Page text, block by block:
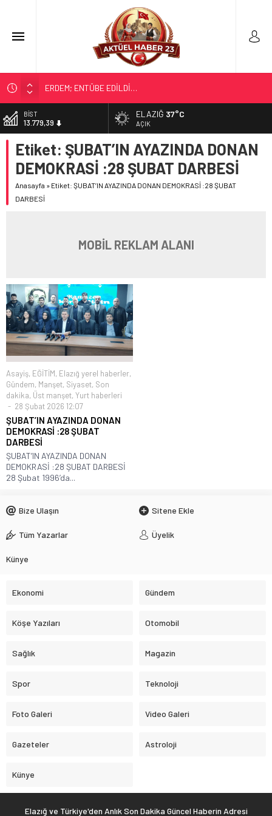
ERDEM; ENTÜBE EDİLDİ…
ELAZIĞ’DA TEFECİLİK OPERASYONU
YRP’DEN, KARAYOLCULARA TEŞEKKÜR
TÜRK OĞUZ BOYLARI
298 MİLYON DOLARLIK İHRACAT
BİST
13.779,39
DOLAR
47,7111
EURO
55,1881
ELAZIĞ 37°C
AÇIK
Etiket: ŞUBAT’IN AYAZINDA DONAN
DEMOKRASİ :28 ŞUBAT DARBESİ
Anasayfa » Etiket: ŞUBAT’IN AYAZINDA DONAN DEMOKRASİ :28 ŞUBAT
DARBESİ
MOBİL REKLAM ALANI
Asayiş, EĞİTİM, Elazığ yerel haberler,
Gündem, Manşet, Siyaset, Son
dakika, Üst manşet, Yurt haberleri
28 Şubat 2026 12:07
ŞUBAT’IN AYAZINDA DONAN
DEMOKRASİ :28 ŞUBAT
DARBESİ
ŞUBAT’IN AYAZINDA DONAN
DEMOKRASİ :28 ŞUBAT DARBESİ
28 Şubat 1996’da...
Bize Ulaşın Sitene Ekle
Tüm Yazarlar Üyelik
Künye
Ekonomi Gündem
Köşe Yazıları Otomobil
Sağlık Magazin
Spor Teknoloji
Foto Galeri Video Galeri
Gazeteler Astroloji
Künye
Elazığ ve Türkiye'den Anlık Son Dakika Güncel Haberin Adresi